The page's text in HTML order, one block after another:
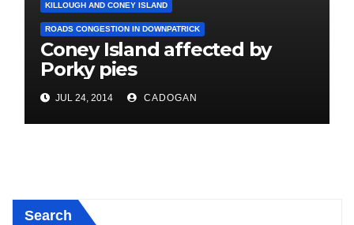
KILLOUGH AND CONEY ISLAND
ROADS CONGESTION IN DOWNPATRICK
Coney Island affected by
Porky pies
JUL 24, 2014 CADOGAN
Search